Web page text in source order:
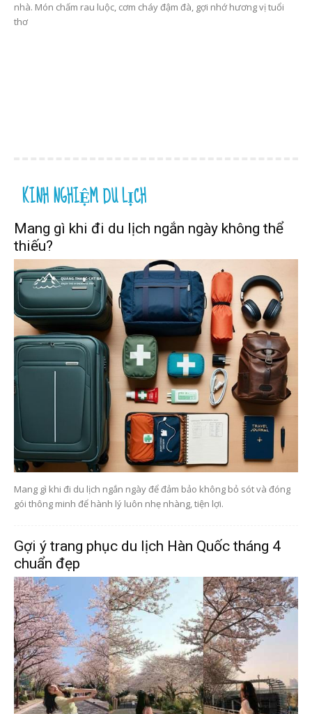
nhà. Món chấm rau luộc, cơm cháy đậm đà, gợi nhớ hương vị tuổi
thơ
KINH NGHIỆM DU LỊCH
Mang gì khi đi du lịch ngắn ngày không thể
thiếu?
Mang gì khi đi du lịch ngắn ngày để đảm bảo không bỏ sót và đóng
gói thông minh để hành lý luôn nhẹ nhàng, tiện lợi.
Gợi ý trang phục du lịch Hàn Quốc tháng 4
chuẩn đẹp